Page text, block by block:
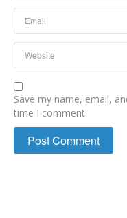
Save my name, email,
time I comment.